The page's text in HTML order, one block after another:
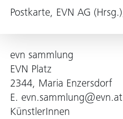
Postkarte, EVN AG
evn sammlung
EVN Platz
2344, Maria Enzersdorf
E. evn.sammlung@evn.at
KünstlerInnen